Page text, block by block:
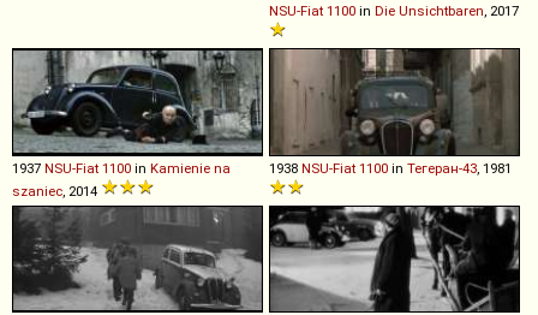
NSU-Fiat 1100 in Die Unsichtbaren , 2017
1937 NSU-Fiat 1100 in Kamienie na
szaniec , 2014
1938 NSU-Fiat 1100 in Тегеран-43 , 1981